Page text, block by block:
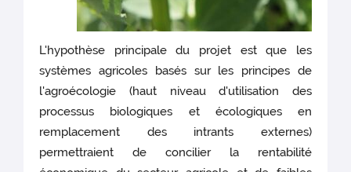
L'hypothèse principale du projet est que les
systèmes agricoles basés sur les principes de
l'agroécologie (haut niveau d'utilisation des
processus biologiques et écologiques en
remplacement des intrants externes)
permettraient de concilier la rentabilité